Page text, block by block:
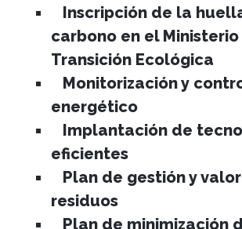
Inscripción de la
carbono en el
Transición Ecológica
Monitorización y
energético
Implantación de
eficientes
Plan de gestión y
residuos
Plan de minimización